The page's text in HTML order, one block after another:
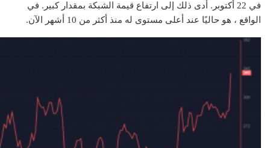
في 22 أكتوبر. أدى ذلك إلى ارتفاع قيمة الشبكة بمقدار كبير. في
الواقع ، هو حاليًا عند أعلى مستوى له منذ أكثر من 10 أشهر الآن.